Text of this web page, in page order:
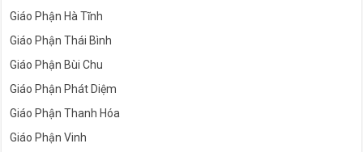
Giáo Phận Hà Tĩnh
Giáo Phận Thái Bình
Giáo Phận Bùi Chu
Giáo Phận Phát Diệm
Giáo Phận Thanh Hóa
Giáo Phận Vinh